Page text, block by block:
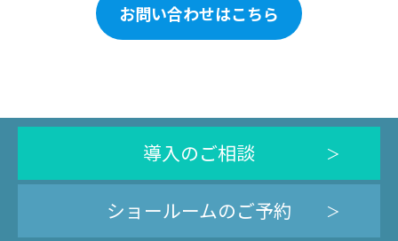
お問い合わせはこちら
導入のご相談
ショールームのご予約